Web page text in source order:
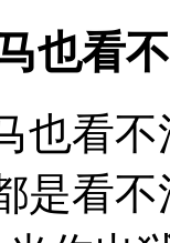
也看
也看
是看